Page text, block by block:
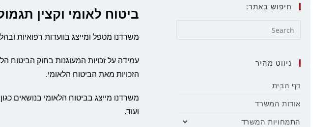
ביטוח לאומי וקצין
משרדנו מטפל ומייצג בוועדות רפואיות
עמידה על זכויות המעוגנות בחוק הביטוח
הזכויות מאת הביטוח הלאומי.
משרדנו מייצג בביטוח הלאומי בנושאים
ועוד.
חיפוש באתר:
ניווט מהיר
דף הבית
אודות המשרד
התמחויות המשרד